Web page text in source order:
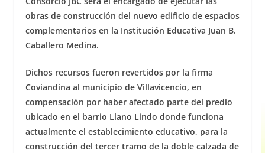
obras de construcción del nuevo edificio de espacios
complementarios en la Institución Educativa Juan B.
Caballero Medina.
Dichos recursos fueron revertidos por la firma
Coviandina al municipio de Villavicencio, en
compensación por haber afectado parte del predio
ubicado en el barrio Llano Lindo donde funciona
actualmente el establecimiento educativo, para la
construcción del tercer tramo de la doble calzada de